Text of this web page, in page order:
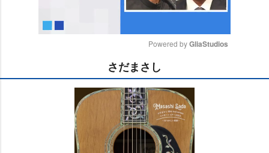
u
t
e
Powered by GliaStudios
さだまさし